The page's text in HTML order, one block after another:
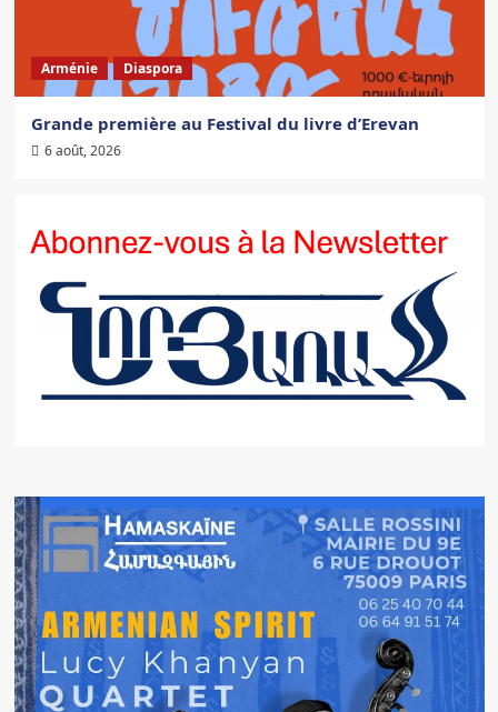
Arménie Diaspora
Grande première au Festival du livre d’Erevan
6 août, 2026